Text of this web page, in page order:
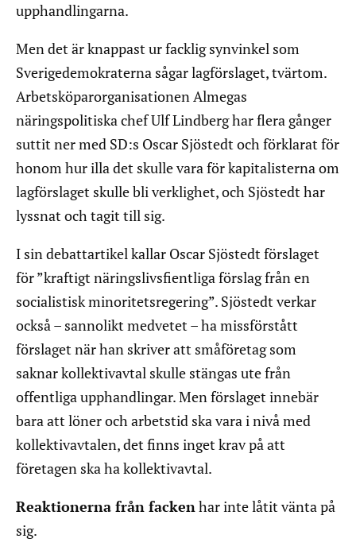
upphandlingarna.
Men det är knappast ur facklig synvinkel som
Sverigedemokraterna sågar lagförslaget, tvärtom.
Arbetsköparorganisationen Almegas
näringspolitiska chef Ulf Lindberg har flera gånger
suttit ner med SD:s Oscar Sjöstedt och förklarat för
honom hur illa det skulle vara för kapitalisterna om
lagförslaget skulle bli verklighet, och Sjöstedt har
lyssnat och tagit till sig.
I sin debattartikel kallar Oscar Sjöstedt förslaget
för ”kraftigt näringslivsfientliga förslag från en
socialistisk minoritetsregering”. Sjöstedt verkar
också – sannolikt medvetet – ha missförstått
förslaget när han skriver att småföretag som
saknar kollektivavtal skulle stängas ute från
offentliga upphandlingar. Men förslaget innebär
bara att löner och arbetstid ska vara i nivå med
kollektivavtalen, det finns inget krav på att
företagen ska ha kollektivavtal.
Reaktionerna från fackenhar inte låtit vänta på
sig.